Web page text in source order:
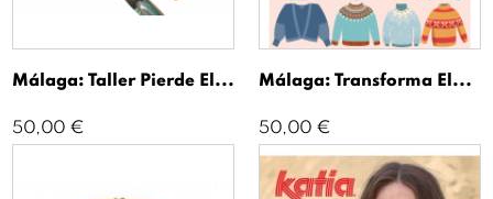
Málaga: Taller Pierde El...
Precio
50,00 €
Málaga: Transforma El...
Precio
50,00 €